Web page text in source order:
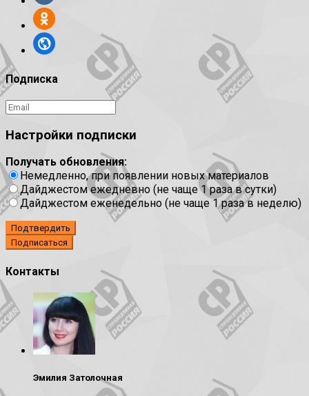
Подписка
Настройки подписки
Получать обновления:
Немедленно, при появлении новых материалов
Дайджестом ежедневно (не чаще 1 раза в сутки)
Дайджестом еженедельно (не чаще 1 раза в неделю)
Подтвердить
Контакты
Эмилия Затолочная